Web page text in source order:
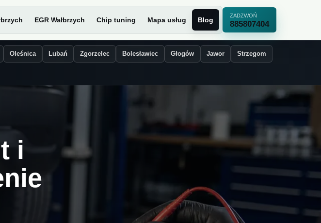
EGR Wałbrzych Chip tuning Mapa usług Blog
ZADZWOŃ
885807404
Oleśnica Lubań Zgorzelec Bolesławiec Głogów Jawor Strzegom
i